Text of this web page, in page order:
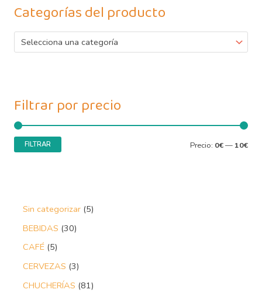
Categorías del producto
Selecciona una categoría
Filtrar por precio
FILTRAR Precio: 0€— 10€
Sin categorizar 5
BEBIDAS 30
CAFÉ 5
CERVEZAS 3
CHUCHERÍAS 81